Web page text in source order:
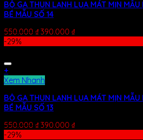
BỘ GA THUN LẠNH LỤA MÁT MỊN MẪU
BÉ MẪU SỐ 14
550.000 ₫ 390.000 ₫
-29%
+
Xem Nhanh
BỘ GA THUN LẠNH LỤA MÁT MỊN MẪU
BÉ MẪU SỐ 13
550.000 ₫ 390.000 ₫
-29%